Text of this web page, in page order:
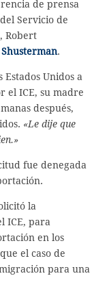
de prensa
Servicio de
Robert
.
Unidos a
el ICE, su madre
después,
«Le dije que
fue denegada
la
ICE, para
en los
el caso de
para una